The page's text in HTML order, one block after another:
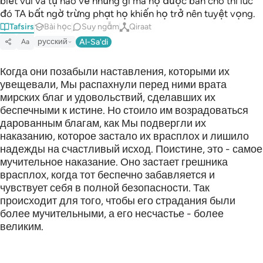
đó TA bất ngờ trừng phạt họ khiến họ trở nên tuyệt vọng.
Tafsirs Bài học Suy ngẫm Qiraat
Aa русский Al-Sa'di
Когда они позабыли наставления, которыми их
увещевали, Мы распахнули перед ними врата
мирских благ и удовольствий, сделавших их
беспечными к истине. Но стоило им возрадоваться
дарованным благам, как Мы подвергли их
наказанию, которое застало их врасплох и лишило
надежды на счастливый исход. Поистине, это - самое
мучительное наказание. Оно застает грешника
врасплох, когда тот беспечно забавляется и
чувствует себя в полной безопасности. Так
происходит для того, чтобы его страдания были
более мучительными, а его несчастье - более
великим.